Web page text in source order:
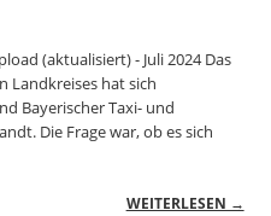
(aktualisiert) - Juli 2024 Das
Landkreises hat sich
Bayerischer Taxi- und
Die Frage war, ob es sich
WEITERLESEN →